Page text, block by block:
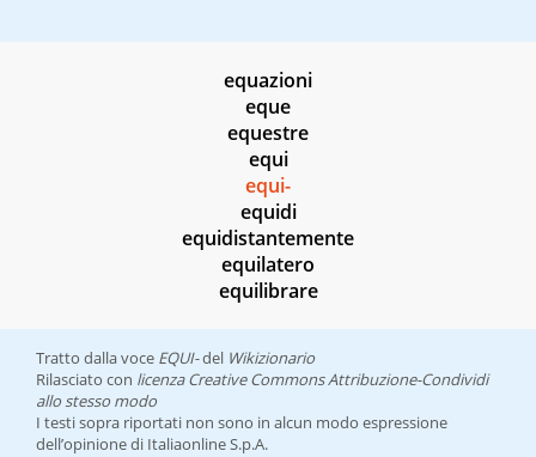
equazioni
eque
equestre
equi
equi-
equidi
equidistantemente
equilatero
equilibrare
Tratto dalla voce EQUI-del Wikizionario
Rilasciato con licenza Creative Commons Attribuzione-Condividi
allo stesso modo
I testi sopra riportati non sono in alcun modo espressione
dell’opinione di Italiaonline S.p.A.